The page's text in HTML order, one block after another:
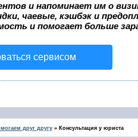
и напоминает им о
чаевые, кэшбэк и
и помогает больше
сервисом
друг другу » Консультация у юриста